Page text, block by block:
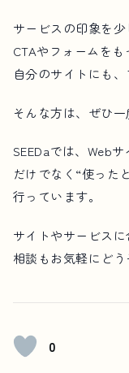
サービスの印象を少
CTAやフォームをも
自分のサイトにも
そんな方は、ぜひ一
SEEDaでは、Web
だけでなく“使った
行っています。
サイトやサービス
相談もお気軽にどう
0